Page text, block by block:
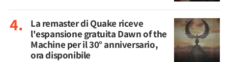
La remaster di Quake riceve
l'espansione gratuita Dawn of the
Machine per il 30° anniversario,
ora disponibile